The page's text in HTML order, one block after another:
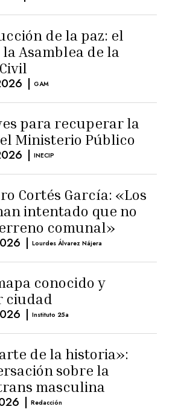
de la paz: el
Asamblea de la
| GAM
para recuperar la
Ministerio Público
| INECIP
Cortés García: «Los
intentado que no
comunal»
| Lourdes Álvarez Nájera
conocido y
ciudad
| Instituto 25a
de la historia»:
sobre la
masculina
| Redacción